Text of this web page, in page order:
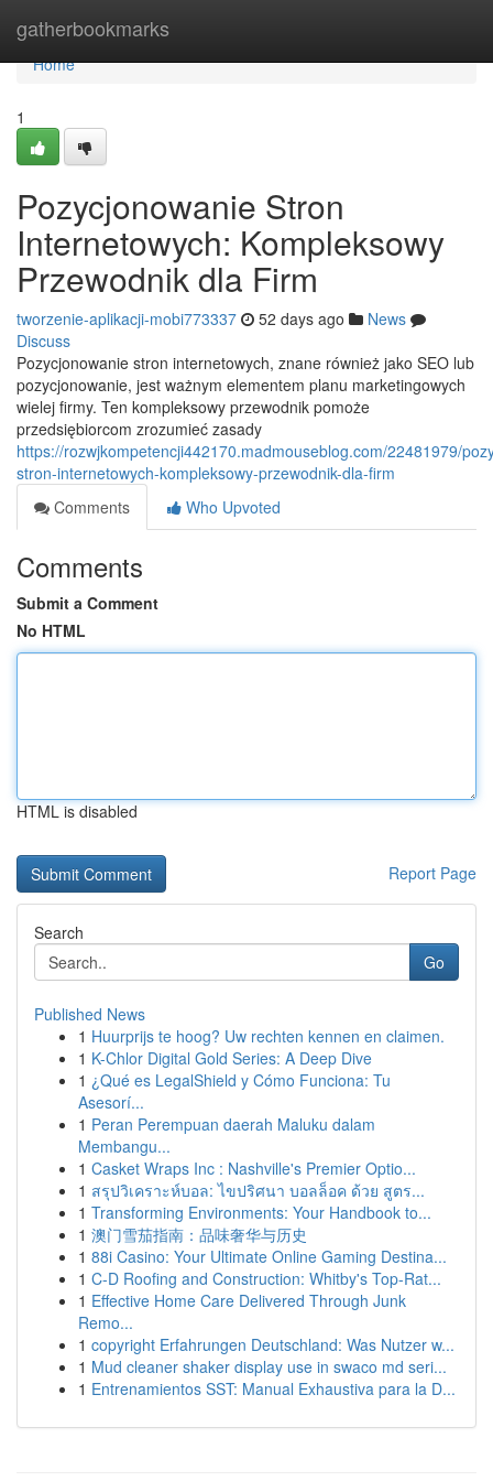
gatherbookmarks
Home
Home
1
Pozycjonowanie Stron
Internetowych: Kompleksowy
Przewodnik dla Firm
tworzenie-aplikacji-mobi773337 52 days ago
News
Discuss
Pozycjonowanie stron internetowych, znane również jako SEO lub
pozycjonowanie, jest ważnym elementem planu marketingowych
wielej firmy. Ten kompleksowy przewodnik pomoże
przedsiębiorcom zrozumieć zasady
https://rozwjkompetencji442170.madmouseblog.com/22481979/
stron-internetowych-kompleksowy-przewodnik-dla-firm
Comments
Who Upvoted
Comments
Submit a Comment
No HTML
HTML is disabled
Report Page
Search
Go
Published News
1 Huurprijs te hoog? Uw rechten kennen en claimen.
1 K-Chlor Digital Gold Series: A Deep Dive
1 ¿Qué es LegalShield y Cómo Funciona: Tu
Asesorí...
1 Peran Perempuan daerah Maluku dalam
Membangu...
1 Casket Wraps Inc : Nashville's Premier Optio...
1 สรุปวิเคราะห์บอล: ไขปริศนา บอลล็อค ด้วย สูตร...
1 Transforming Environments: Your Handbook to...
1 澳门雪茄指南：品味奢华与历史
1 88i Casino: Your Ultimate Online Gaming Destina...
1 C-D Roofing and Construction: Whitby's Top-Rat...
1 Effective Home Care Delivered Through Junk
Remo...
1 copyright Erfahrungen Deutschland: Was Nutzer w...
1 Mud cleaner shaker display use in swaco md seri...
1 Entrenamientos SST: Manual Exhaustiva para la D...